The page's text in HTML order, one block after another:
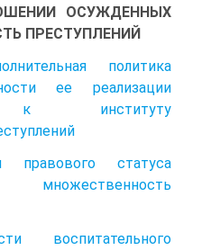
ОСУЖДЕННЫХ
ПРЕСТУПЛЕНИЙ
политика
ее реализации
к институту
статуса
воспитательного